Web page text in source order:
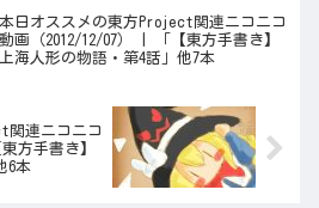
本日オススメの東方Project関連ニコニコ
動画（2012/12/07） | 「【東方手書き】
上海人形の物語・第4話」他7本
関連ニコニコ
方手書き】
6本